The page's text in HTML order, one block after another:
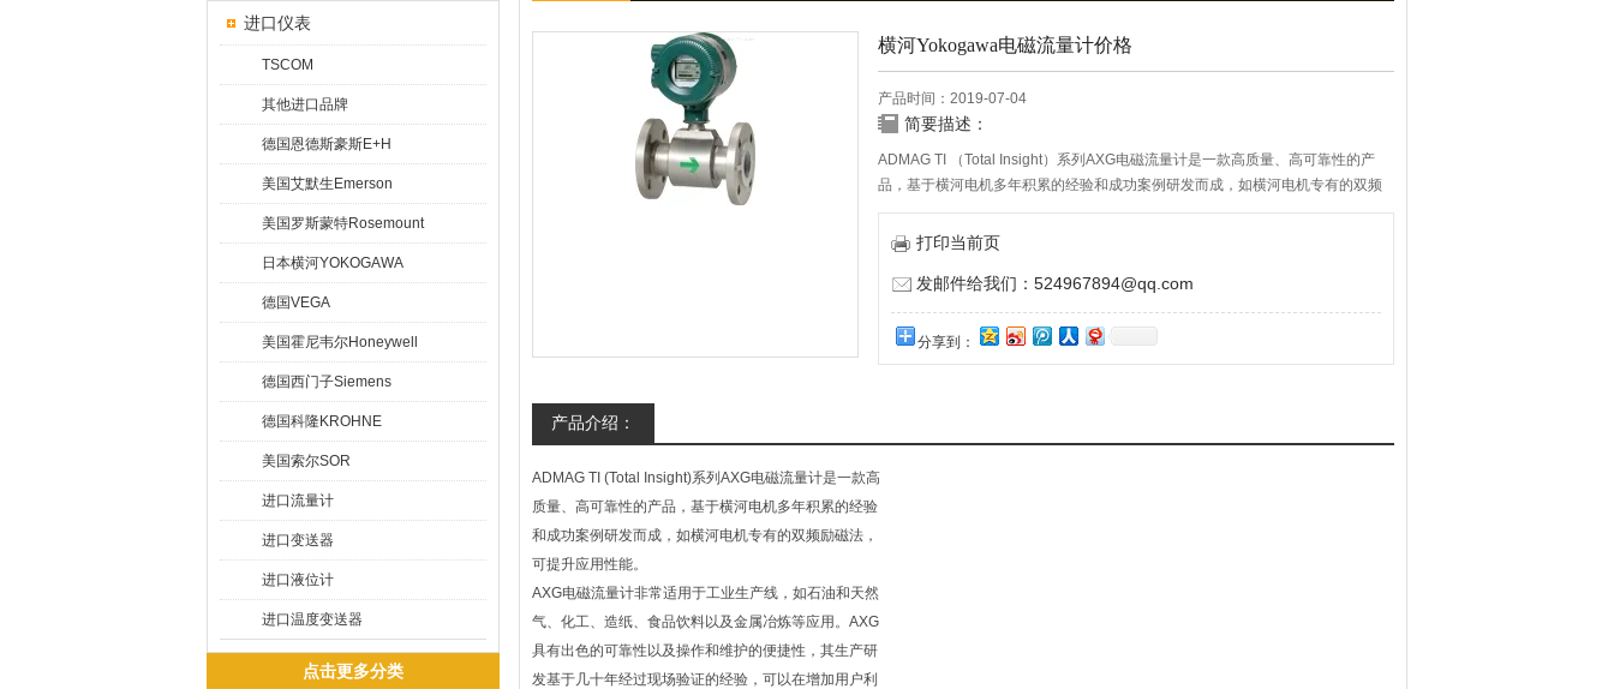
进口仪表
TSCOM
其他进口品牌
德国恩德斯豪斯E+H
美国艾默生Emerson
美国罗斯蒙特Rosemount
日本横河YOKOGAWA
德国VEGA
美国霍尼韦尔Honeywell
德国西门子Siemens
德国科隆KROHNE
美国索尔SOR
进口流量计
进口变送器
进口液位计
进口温度变送器
点击更多分类
横河Yokogawa电磁流量计价格
产品时间：2019-07-04
简要描述：
ADMAG TI （Total Insight）系列AXG电磁流量计是一款高质量、高可靠性的产
品，基于横河电机多年积累的经验和成功案例研发而成，如横河电机专有的双频
励磁法，可提升应用性能。
打印当前页
发邮件给我们：524967894@qq.com
分享到：
产品介绍：
ADMAG TI (Total Insight)系列AXG电磁流量计是一款高
质量、高可靠性的产品，基于横河电机多年积累的经验
和成功案例研发而成，如横河电机专有的双频励磁法，
可提升应用性能。
AXG电磁流量计非常适用于工业生产线，如石油和天然
气、化工、造纸、食品饮料以及金属冶炼等应用。AXG
具有出色的可靠性以及操作和维护的便捷性，其生产研
发基于几十年经过现场验证的经验，可以在增加用户利